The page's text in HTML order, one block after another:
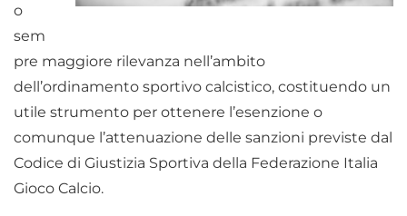
o
sem
pre maggiore rilevanza nell’ambito
dell’ordinamento sportivo calcistico, costituendo un
utile strumento per ottenere l’esenzione o
comunque l’attenuazione delle sanzioni previste dal
Codice di Giustizia Sportiva della Federazione Italia
Gioco Calcio.